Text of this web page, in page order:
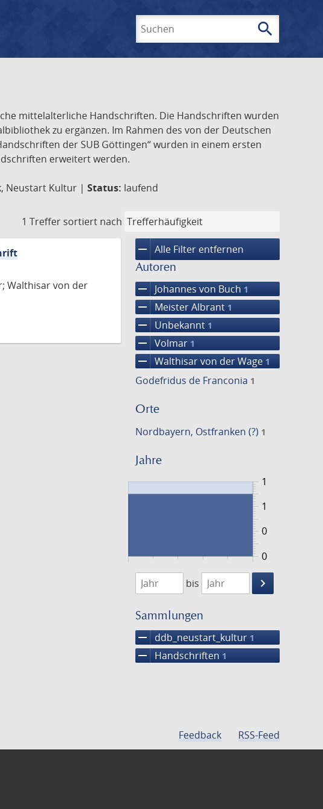
search
mittelalterliche Handschriften. Die Handschriften wurden
zu ergänzen. Im Rahmen des von der Deutschen
der SUB Göttingen“ wurden in einem ersten
erweitert werden.
Neustart Kultur | Status: laufend
1 Treffer sortiert nach
remove Alle Filter entfernen
Autoren
remove Johannes von Buch 1
remove Meister Albrant 1
remove Unbekannt 1
remove Volmar 1
remove Walthisar von der Wage 1
Godefridus de Franconia 1
Orte
Nordbayern, Ostfranken (?) 1
Jahre
0
1
0
1
1474
1475
bis
keyboard_arrow_right
Suche
Sammlungen
remove ddb_neustart_kultur 1
remove Handschriften 1
Walthisar von der
Feedback RSS-Feed